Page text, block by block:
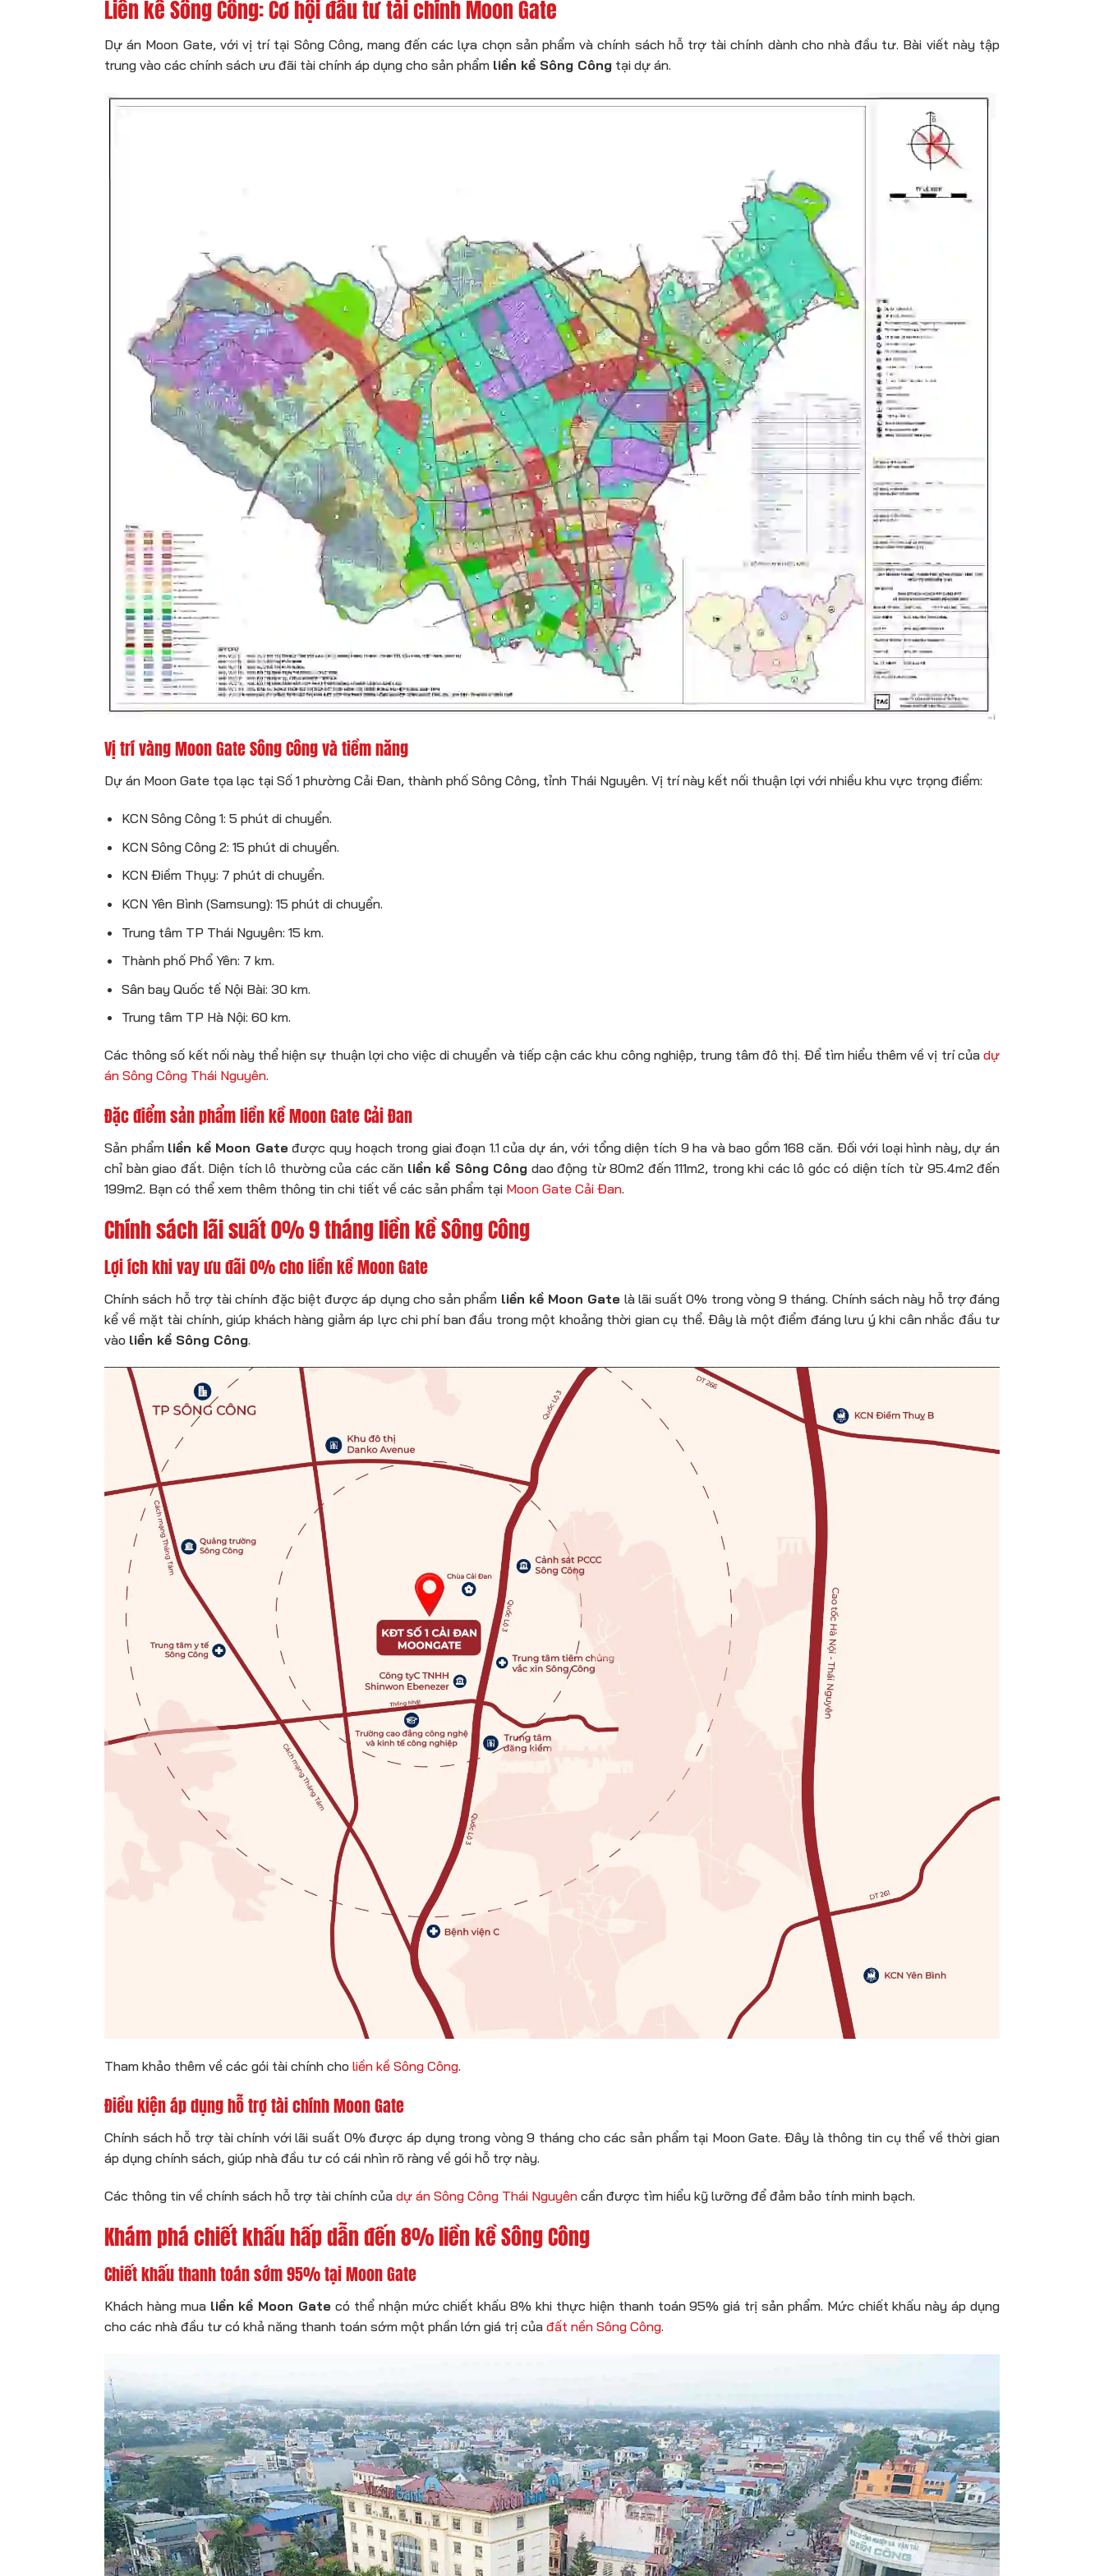
Liền kề Sông Công: Cơ hội đầu tư tài chính Moon Gate
Dự án Moon Gate, với vị trí tại Sông Công, mang đến các lựa chọn sản phẩm và chính sách hỗ trợ tài chính dành cho nhà đầu tư. Bài viết này tập
trung vào các chính sách ưu đãi tài chính áp dụng cho sản phẩm liền kề Sông Công tại dự án.
Vị trí vàng Moon Gate Sông Công và tiềm năng
Dự án Moon Gate tọa lạc tại Số 1 phường Cải Đan, thành phố Sông Công, tỉnh Thái Nguyên. Vị trí này kết nối thuận lợi với nhiều khu vực trọng điểm:
KCN Sông Công 1: 5 phút di chuyển.
KCN Sông Công 2: 15 phút di chuyển.
KCN Điềm Thụy: 7 phút di chuyển.
KCN Yên Bình (Samsung): 15 phút di chuyển.
Trung tâm TP Thái Nguyên: 15 km.
Thành phố Phổ Yên: 7 km.
Sân bay Quốc tế Nội Bài: 30 km.
Trung tâm TP Hà Nội: 60 km.
Các thông số kết nối này thể hiện sự thuận lợi cho việc di chuyển và tiếp cận các khu công nghiệp, trung tâm đô thị. Để tìm hiểu thêm về vị trí của dự
án Sông Công Thái Nguyên.
Đặc điểm sản phẩm liền kề Moon Gate Cải Đan
Sản phẩm liền kề Moon Gateđược quy hoạch trong giai đoạn 1.1 của dự án, với tổng diện tích 9 ha và bao gồm 168 căn. Đối với loại hình này, dự án
chỉ bàn giao đất. Diện tích lô thường của các căn liền kề Sông Công dao động từ 80m2 đến 111m2, trong khi các lô góc có diện tích từ 95.4m2 đến
199m2. Bạn có thể xem thêm thông tin chi tiết về các sản phẩm tại Moon Gate Cải Đan.
Chính sách lãi suất 0% 9 tháng liền kề Sông Công
Lợi ích khi vay ưu đãi 0% cho liền kề Moon Gate
Chính sách hỗ trợ tài chính đặc biệt được áp dụng cho sản phẩm liền kề Moon Gate là lãi suất 0% trong vòng 9 tháng. Chính sách này hỗ trợ đáng
kể về mặt tài chính, giúp khách hàng giảm áp lực chi phí ban đầu trong một khoảng thời gian cụ thể. Đây là một điểm đáng lưu ý khi cân nhắc đầu tư
vào liền kề Sông Công.
Tham khảo thêm về các gói tài chính cho liền kề Sông Công.
Điều kiện áp dụng hỗ trợ tài chính Moon Gate
Chính sách hỗ trợ tài chính với lãi suất 0% được áp dụng trong vòng 9 tháng cho các sản phẩm tại Moon Gate. Đây là thông tin cụ thể về thời gian
áp dụng chính sách, giúp nhà đầu tư có cái nhìn rõ ràng về gói hỗ trợ này.
Các thông tin về chính sách hỗ trợ tài chính của dự án Sông Công Thái Nguyên cần được tìm hiểu kỹ lưỡng để đảm bảo tính minh bạch.
Khám phá chiết khấu hấp dẫn đến 8% liền kề Sông Công
Chiết khấu thanh toán sớm 95% tại Moon Gate
Khách hàng mua liền kề Moon Gate có thể nhận mức chiết khấu 8% khi thực hiện thanh toán 95% giá trị sản phẩm. Mức chiết khấu này áp dụng
cho các nhà đầu tư có khả năng thanh toán sớm một phần lớn giá trị của đất nền Sông Công.